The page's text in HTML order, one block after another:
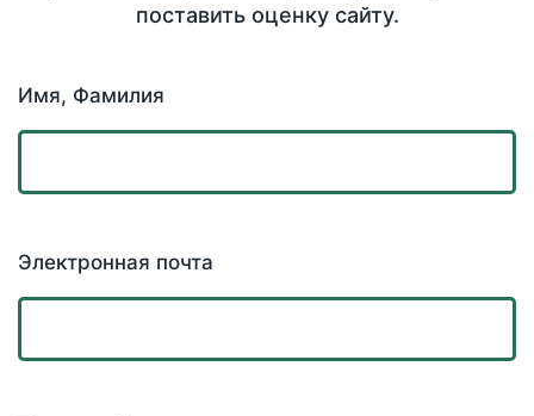
поставить оценку сайту.
Имя, Фамилия
Электронная почта